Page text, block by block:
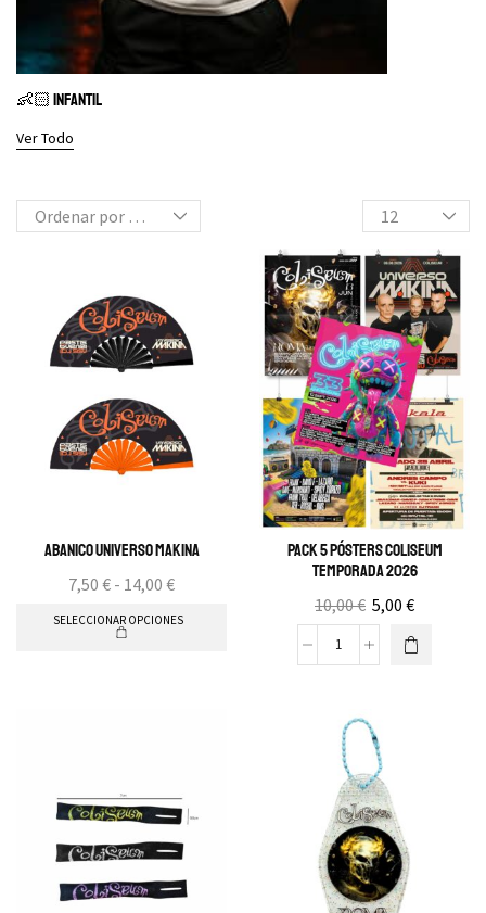
👶🏻 INFANTIL
Ver Todo
Abanico Universo Makina
7,50 € - 14,00 €
SELECCIONAR OPCIONES
Pack 5 Pósters Coliseum
Temporada 2026
10,00€ 5,00 €